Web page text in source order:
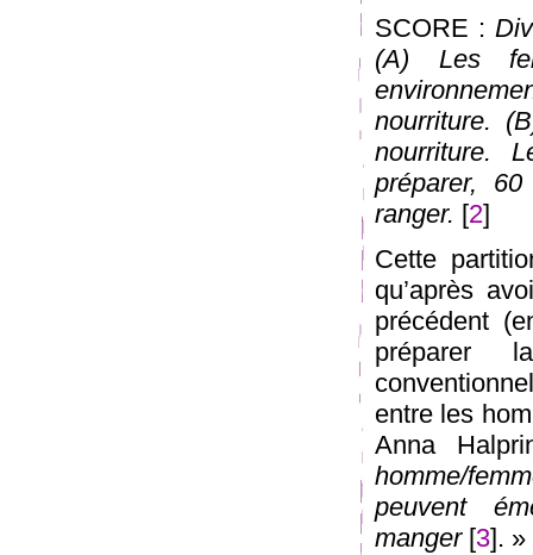
SCORE :
(A) Les
nourriture.
nourriture.
préparer,
ranger. [2]
Cette
qu’après
précédent
préparer
entre les
Anna
homme/
peuvent
manger[3]. »